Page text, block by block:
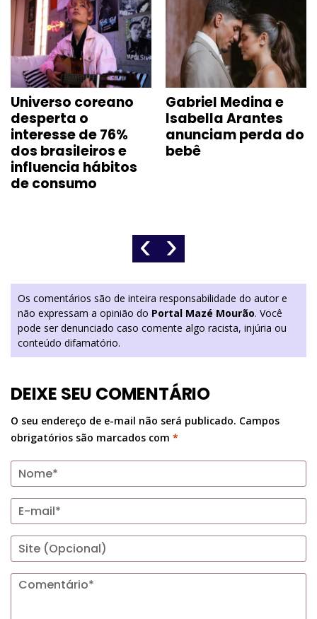
Universo coreano
desperta o
interesse de 76%
dos brasileiros e
influencia hábitos
de consumo
Gabriel Medina e
Isabella Arantes
anunciam perda do
bebê
‹ ›
Os comentários são de inteira responsabilidade do autor e
não expressam a opinião do Portal Mazé Mourão. Você
pode ser denunciado caso comente algo racista, injúria ou
conteúdo difamatório.
DEIXE SEU COMENTÁRIO
O seu endereço de e-mail não será publicado. Campos
obrigatórios são marcados com *